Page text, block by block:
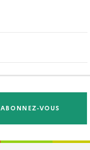
ABONNEZ-VOUS